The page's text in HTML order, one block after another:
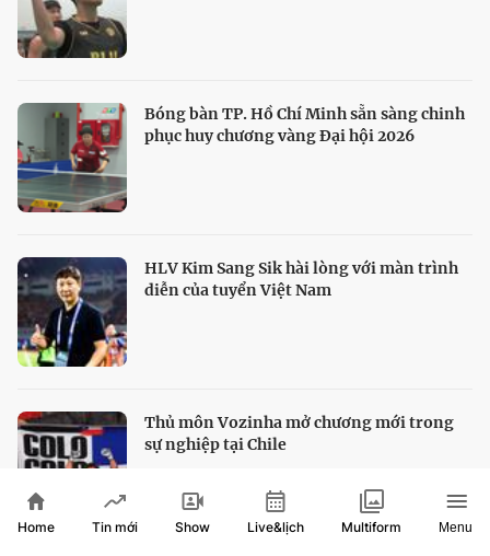
Bóng bàn TP. Hồ Chí Minh sẵn sàng chinh
phục huy chương vàng Đại hội 2026
HLV Kim Sang Sik hài lòng với màn trình
diễn của tuyển Việt Nam
Thủ môn Vozinha mở chương mới trong
sự nghiệp tại Chile
Home Tin mới Show Live&lịch Multiform Menu